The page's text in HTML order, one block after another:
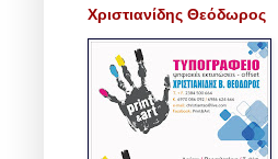
Χριστιανίδης Θεόδωρος